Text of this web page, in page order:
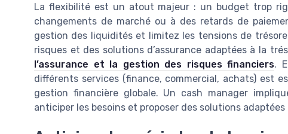
La flexibilité est un atout majeur : un budget trop
changements de marché ou à des retards de
gestion des liquidités et limitez les tensions de
risques et des solutions d’assurance adaptées à la
l’assurance et la gestion des risques financiers.
différents services (finance, commercial, achats) est
gestion financière globale. Un cash manager
anticiper les besoins et proposer des solutions adaptées